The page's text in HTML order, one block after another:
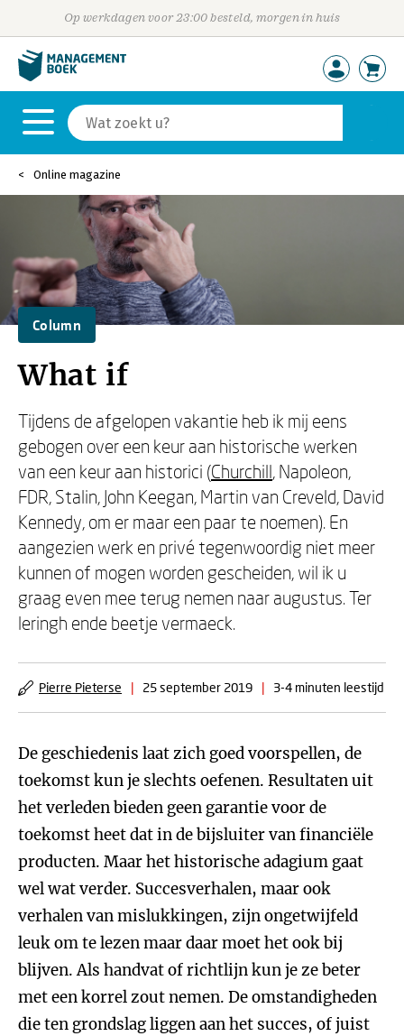
Op werkdagen voor 23:00 besteld, morgen in huis
Online magazine
Column
What if
Tijdens de afgelopen vakantie heb ik mij eens
gebogen over een keur aan historische werken
van een keur aan historici (Churchill, Napoleon,
FDR, Stalin, John Keegan, Martin van Creveld, David
Kennedy, om er maar een paar te noemen). En
aangezien werk en privé tegenwoordig niet meer
kunnen of mogen worden gescheiden, wil ik u
graag even mee terug nemen naar augustus. Ter
leringh ende beetje vermaeck.
Pierre Pieterse | 25 september 2019 | 3-4 minuten leestijd
De geschiedenis laat zich goed voorspellen, de
toekomst kun je slechts oefenen. Resultaten uit
het verleden bieden geen garantie voor de
toekomst heet dat in de bijsluiter van financiële
producten. Maar het historische adagium gaat
wel wat verder. Succesverhalen, maar ook
verhalen van mislukkingen, zijn ongetwijfeld
leuk om te lezen maar daar moet het ook bij
blijven. Als handvat of richtlijn kun je ze beter
met een korrel zout nemen. De omstandigheden
die ten grondslag liggen aan het succes, of juist